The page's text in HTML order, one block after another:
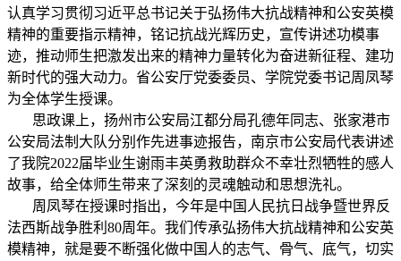
认真学习贯彻习近平总书记关于弘扬伟大抗战精神和公安英模
精神的重要指示精神，铭记抗战光辉历史，宣传讲述功模事
迹，推动师生把激发出来的精神力量转化为奋进新征程、建功
新时代的强大动力。省公安厅党委委员、学院党委书记周凤琴
为全体学生授课。
思政课上，扬州市公安局江都分局孔德年同志、张家港市
公安局法制大队分别作先进事迹报告，南京市公安局代表讲述
了我院2022届毕业生谢雨丰英勇救助群众不幸壮烈牺牲的感人
故事，给全体师生带来了深刻的灵魂触动和思想洗礼。
周凤琴在授课时指出，今年是中国人民抗日战争暨世界反
法西斯战争胜利80周年。我们传承弘扬伟大抗战精神和公安英
模精神，就是要不断强化做中国人的志气、骨气、底气，切实